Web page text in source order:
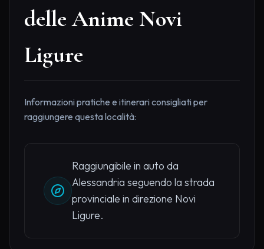
delle Anime Novi
Ligure
Informazioni pratiche e itinerari consigliati per
raggiungere questa località:
Raggiungibile in auto da
Alessandria seguendo la strada
provinciale in direzione Novi
Ligure.